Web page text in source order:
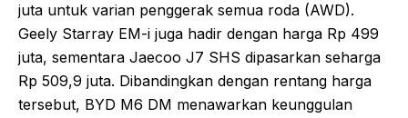
juta untuk varian penggerak semua roda (AWD).
Geely Starray EM-i juga hadir dengan harga Rp 499
juta, sementara Jaecoo J7 SHS dipasarkan seharga
Rp 509,9 juta. Dibandingkan dengan rentang harga
tersebut, BYD M6 DM menawarkan keunggulan